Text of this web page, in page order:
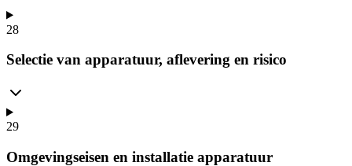
28
Selectie van apparatuur, aflevering en risico
29
Omgevingseisen en installatie apparatuur